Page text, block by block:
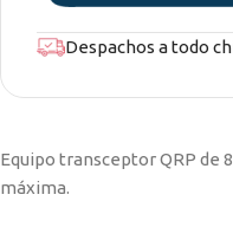
Despachos a todo
Equipo transceptor QRP de
máxima.